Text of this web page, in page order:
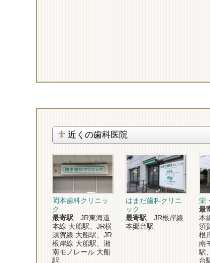
近くの歯科医院
岡本歯科クリニッ
ク
最寄駅 JR東海道
本線 大船駅、JR横
須賀線 大船駅、JR
根岸線 大船駅、湘
南モノレール 大船
駅
はまだ歯科クリニ
ック
最寄駅 JR根岸線
本郷台駅
栄
最
本
須
根
南
駅
台